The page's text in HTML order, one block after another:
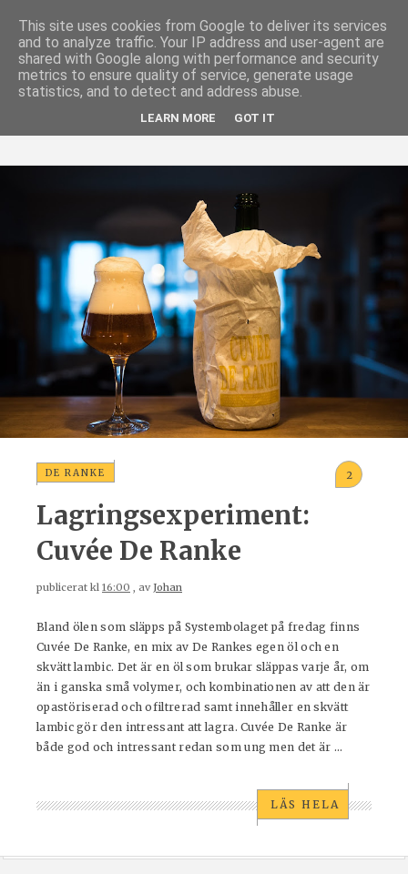
DE RANKE 2
Lagringsexperiment:
Cuvée De Ranke
publicerat kl 16:00 , avJohan
Bland ölen som släpps på Systembolaget på fredag finns
Cuvée De Ranke, en mix av De Rankes egen öl och en
skvätt lambic. Det är en öl som brukar släppas varje år, om
än i ganska små volymer, och kombinationen av att den är
opastöriserad och ofiltrerad samt innehåller en skvätt
lambic gör den intressant att lagra. Cuvée De Ranke är
både god och intressant redan som ung men det är ...
LÄS HELA
This site uses cookies from Google to deliver its services
and to analyze traffic. Your IP address and user-agent are
shared with Google along with performance and security
metrics to ensure quality of service, generate usage
statistics, and to detect and address abuse.
LEARN MORE GOT IT